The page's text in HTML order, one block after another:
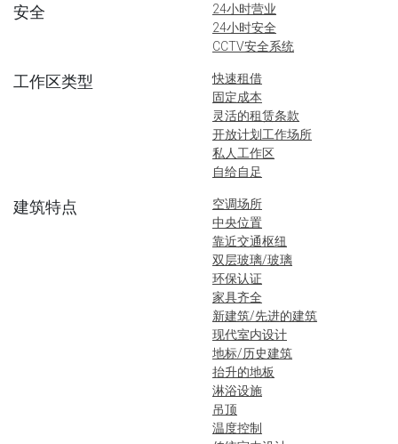
安全
24小时营业
24小时安全
CCTV安全系统
工作区类型
快速租借
固定成本
灵活的租赁条款
开放计划工作场所
私人工作区
自给自足
建筑特点
空调场所
中央位置
靠近交通枢纽
双层玻璃/玻璃
环保认证
家具齐全
新建筑/先进的建筑
现代室内设计
地标/历史建筑
抬升的地板
淋浴设施
吊顶
温度控制